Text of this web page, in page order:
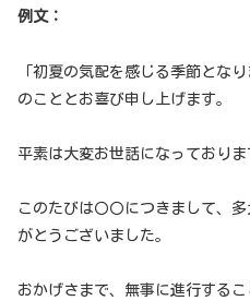
例文：
「初夏の気配を感じる季節とな
のこととお喜び申し上げます。
平素は大変お世話になっておりま
このたびは〇〇につきまして、
がとうございました。
おかげさまで、無事に進行するこ